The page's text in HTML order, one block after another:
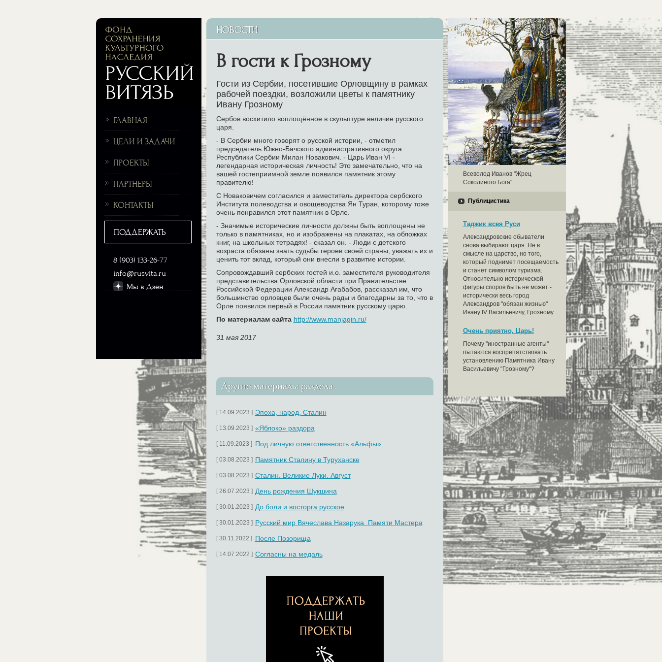
ГЛАВНАЯ
ЦЕЛИ И ЗАДАЧИ
ПРОЕКТЫ
ПАРТНЕРЫ
КОНТАКТЫ
ПОДДЕРЖАТЬ
8 (903) 133-26-77
info@rusvita.ru
Мы в Дзен
НОВОСТИ
В гости к Грозному
Гости из Сербии, посетившие Орловщину в рамках
рабочей поездки, возложили цветы к памятнику
Ивану Грозному
Сербов восхитило воплощённое в скульптуре величие русского
царя.
- В Сербии много говорят о русской истории, - отметил
председатель Южно-Бачского административного округа
Республики Сербии Милан Новакович. - Царь Иван VI -
легендарная историческая личность! Это замечательно, что на
вашей гостеприимной земле появился памятник этому
правителю!
С Новаковичем согласился и заместитель директора сербского
Института полеводства и овощеводства Ян Туран, которому тоже
очень понравился этот памятник в Орле.
- Значимые исторические личности должны быть воплощены не
только в памятниках, но и изображены на плакатах, на обложках
книг, на школьных тетрадях! - сказал он. - Люди с детского
возраста обязаны знать судьбы героев своей страны, уважать их и
ценить тот вклад, который они внесли в развитие истории.
Сопровождавший сербских гостей и.о. заместителя руководителя
представительства Орловской области при Правительстве
Российской Федерации Александр Агабабов, рассказал им, что
большинство орловцев были очень рады и благодарны за то, что в
Орле появился первый в России памятник русскому царю.
По материалам сайта http://www.manjagin.ru/
31 мая 2017
Другие материалы раздела
[ 14.09.2023 ] Эпоха, народ, Сталин
[ 13.09.2023 ] «Яблоко» раздора
[ 11.09.2023 ] Под личную ответственность «Альфы»
[ 03.08.2023 ] Памятник Сталину в Туруханске
[ 03.08.2023 ] Сталин. Великие Луки. Август
[ 26.07.2023 ] День рождения Шукшина
[ 30.01.2023 ] До боли и восторга русское
[ 30.01.2023 ] Русский мир Вячеслава Назарука. Памяти Мастера
[ 30.11.2022 ] После Позорища
[ 14.07.2022 ] Согласны на медаль
Всеволод Иванов "Жрец
Соколиного Бога"
Публицистика
Таджик всея Руси
Александровские обыватели
снова выбирают царя. Не в
смысле на царство, но того,
который поднимет посещаемость
и станет символом туризма.
Относительно исторической
фигуры споров быть не может -
исторически весь город
Александров "обязан жизнью"
Ивану IV Васильевичу, Грозному.
Очень приятно, Царь!
Почему "иностранные агенты"
пытаются воспрепятствовать
установлению Памятника Ивану
Васильевичу "Грозному"?